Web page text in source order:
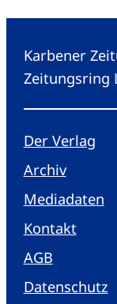
Karbener
Zeitungsring
Der Verlag
Archiv
Mediadaten
Kontakt
AGB
Datenschutz